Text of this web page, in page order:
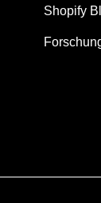
Shopify